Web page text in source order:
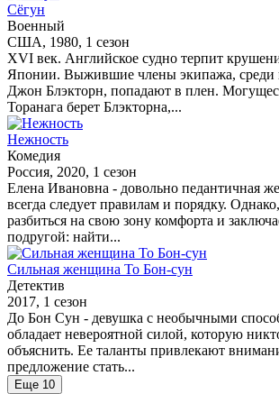
Сёгун
Военный
США, 1980, 1 сезон
XVI век. Английское судно терпит
Японии. Выжившие члены экипажа, среди
Джон Блэкторн, попадают в плен.
Торанага берет Блэкторна,...
Нежность
Комедия
Россия, 2020, 1 сезон
Елена Ивановна - довольно педантичная
всегда следует правилам и порядку.
разбиться на свою зону комфорта и
подругой: найти...
Сильная женщина То Бон-сун
Детектив
2017, 1 сезон
До Бон Сун - девушка с необычными
обладает невероятной силой, которую
объяснить. Ее таланты привлекают
предложение стать...
Еще 10